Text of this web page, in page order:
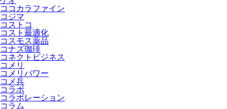
ココカラファイン
コジマ
コストコ
コスト最適化
コスモス薬品
コナズ珈琲
コネクトビジネス
コメリ
コメリパワー
コメ兵
コラボ
コラボレーション
コラム